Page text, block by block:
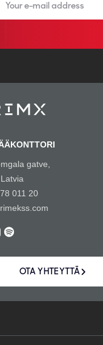
gatve,
011 20
OTA YHTEYTTÄ